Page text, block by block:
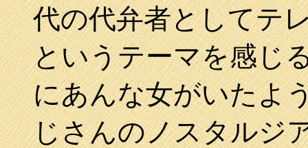
代の代弁者としてテ
というテーマを感じ
にあんな女がいたよ
じさんのノスタルジ